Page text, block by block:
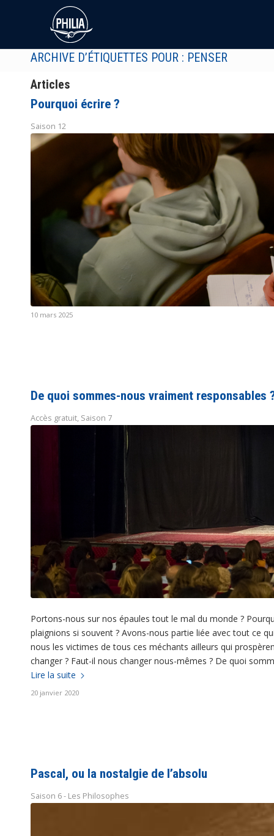
ARCHIVE D’ÉTIQUETTES POUR : PENSER
Articles
Pourquoi écrire ?
Saison 12
10 mars 2025
De quoi sommes-nous vraiment responsables
Accès gratuit, Saison 7
Portons-nous sur nos épaules tout le mal du monde ?
plaignions si souvent ? Avons-nous partie liée avec tout ce
nous les victimes de tous ces méchants ailleurs qui
changer ? Faut-il nous changer nous-mêmes ? De quoi
Lire la suite
20 janvier 2020
Pascal, ou la nostalgie de l’absolu
Saison 6 - Les Philosophes